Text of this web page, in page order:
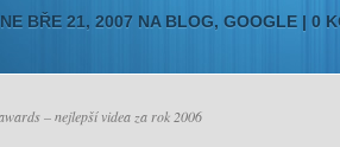
BŘE 21, 2007 NA BLOG, GOOGLE | 0
– nejlepší videa za rok 2006